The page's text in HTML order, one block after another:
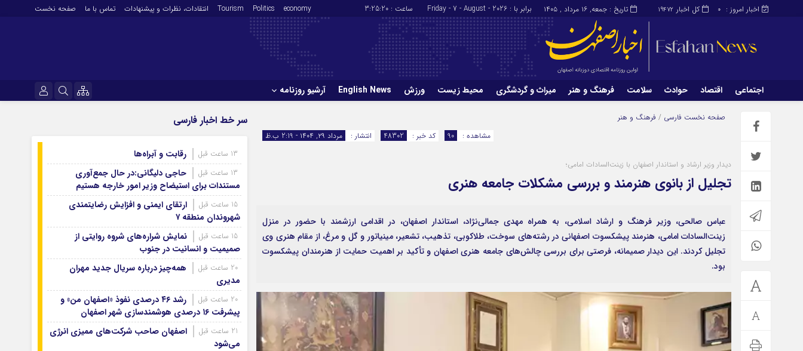
کل اخبار 19472 اخبار امروز : 0 تاریخ : جمعه, ۱۶ مرداد , ۱۴۰۵ برابر با : Friday - 7 - August - 2026 ساعت : 3:25:21
economy
Politics
Tourism انتقادات‌، نظرات و پیشنهادات تماس با ما صفحه نخست
اجتماعی اقتصاد حوادث سلامت فرهنگ و هنر میراث و گردشگری محیط زیست ورزش English News آرشیو روزنامه
رمز عبور
مرا به خاطر بسپار
ورزش English News
آرشیو ۱۴۰۵
آرشیو ۱۴۰۴
آرشیو ۱۴۰۳
آرشیو ۱۴۰۱
آرشیو ۱۴۰۰
آرشیو ۱۳۹۹
آرشیو ۱۳۹۷
صفحه نخست فارسی / فرهنگ و هنر
انتشار :
مرداد ۲۹, ۱۴۰۴ - 2:19 ب.ظ کد خبر : 48302 مشاهده : 90
دیدار وزیر ارشاد و استاندار اصفهان با زینت‌السادات امامی؛
تجلیل از بانوی هنرمند و بررسی مشکلات جامعه هنری
عباس صالحی، وزیر فرهنگ و ارشاد اسلامی، به همراه مهدی جمالی‌نژاد، استاندار اصفهان، در اقدامی ارزشمند با حضور در منزل
زینت‌السادات امامی، هنرمند پیشکسوت اصفهانی در رشته‌های سوخت، طلاکوبی، تذهیب، تشعیر، مینیاتور و گل و مرغ، از مقام هنری وی
تجلیل کردند. این دیدار صمیمانه، فرصتی برای بررسی چالش‌های جامعه هنری اصفهان و تأکید بر اهمیت حمایت از هنرمندان پیشکسوت
بود.
سر خط اخبار فارسی
رقابت و آبراه‌ها
حاجی دلیگانی:در حال جمع‌آوری
مستندات برای استیضاح وزیر امور خارجه هستیم
ارتقای ایمنی و افزایش رضایتمندی
شهروندان منطقه ۷
نمایش شراره‌های شروه روایتی از
صمیمیت و انسانیت در جنوب
همه‌چیز درباره سریال جدید مهران
مدیری
رشد ۴۶ درصدی نفوذ «اصفهان من» و
پیشرفت ۱۶ درصدی هوشمندسازی شهر اصفهان
اصفهان صاحب شرکت‌های ممیزی انرژی
می‌شود